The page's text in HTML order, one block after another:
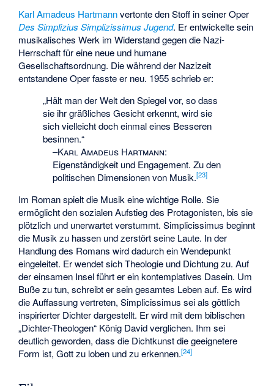
Karl Amadeus Hartmannvertonte den Stoff in seiner Oper
Des Simplizius Simplizissimus Jugend. Er entwickelte sein
musikalisches Werk im Widerstand gegen die Nazi-
Herrschaft für eine neue und humane
Gesellschaftsordnung. Die während der Nazizeit
entstandene Oper fasste er neu. 1955 schrieb er:
„Hält man der Welt den Spiegel vor, so dass
sie ihr gräßliches Gesicht erkennt, wird sie
sich vielleicht doch einmal eines Besseren
besinnen.“
–Karl Amadeus Hartmann:
Eigenständigkeit und Engagement. Zu den
politischen Dimensionen von Musik.[23]
Im Roman spielt die Musik eine wichtige Rolle. Sie
ermöglicht den sozialen Aufstieg des Protagonisten, bis sie
plötzlich und unerwartet verstummt. Simplicissimus beginnt
die Musik zu hassen und zerstört seine Laute. In der
Handlung des Romans wird dadurch ein Wendepunkt
eingeleitet. Er wendet sich Theologie und Dichtung zu. Auf
der einsamen Insel führt er ein kontemplatives Dasein. Um
Buße zu tun, schreibt er sein gesamtes Leben auf. Es wird
die Auffassung vertreten, Simplicissimus sei als göttlich
inspirierter Dichter dargestellt. Er wird mit dem biblischen
„Dichter-Theologen“ König David verglichen. Ihm sei
deutlich geworden, dass die Dichtkunst die geeignetere
Form ist, Gott zu loben und zu erkennen.[24]